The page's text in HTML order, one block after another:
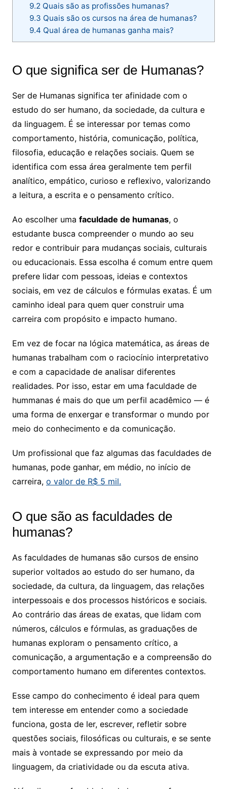
9.2 Quais são as profissões humanas?
9.3 Quais são os cursos na área de humanas?
9.4 Qual área de humanas ganha mais?
O que significa ser de Humanas?
Ser de Humanas significa ter afinidade com o
estudo do ser humano, da sociedade, da cultura e
da linguagem. É se interessar por temas como
comportamento, história, comunicação, política,
filosofia, educação e relações sociais. Quem se
identifica com essa área geralmente tem perfil
analítico, empático, curioso e reflexivo, valorizando
a leitura, a escrita e o pensamento crítico.
Ao escolher uma faculdade de humanas, o
estudante busca compreender o mundo ao seu
redor e contribuir para mudanças sociais, culturais
ou educacionais. Essa escolha é comum entre quem
prefere lidar com pessoas, ideias e contextos
sociais, em vez de cálculos e fórmulas exatas. É um
caminho ideal para quem quer construir uma
carreira com propósito e impacto humano.
Em vez de focar na lógica matemática, as áreas de
humanas trabalham com o raciocínio interpretativo
e com a capacidade de analisar diferentes
realidades. Por isso, estar em uma faculdade de
hummanas é mais do que um perfil acadêmico — é
uma forma de enxergar e transformar o mundo por
meio do conhecimento e da comunicação.
Um profissional que faz algumas das faculdades de
humanas, pode ganhar, em médio, no início de
carreira, o valor de R$ 5 mil.
O que são as faculdades de
humanas?
As faculdades de humanas são cursos de ensino
superior voltados ao estudo do ser humano, da
sociedade, da cultura, da linguagem, das relações
interpessoais e dos processos históricos e sociais.
Ao contrário das áreas de exatas, que lidam com
números, cálculos e fórmulas, as graduações de
humanas exploram o pensamento crítico, a
comunicação, a argumentação e a compreensão do
comportamento humano em diferentes contextos.
Esse campo do conhecimento é ideal para quem
tem interesse em entender como a sociedade
funciona, gosta de ler, escrever, refletir sobre
questões sociais, filosóficas ou culturais, e se sente
mais à vontade se expressando por meio da
linguagem, da criatividade ou da escuta ativa.